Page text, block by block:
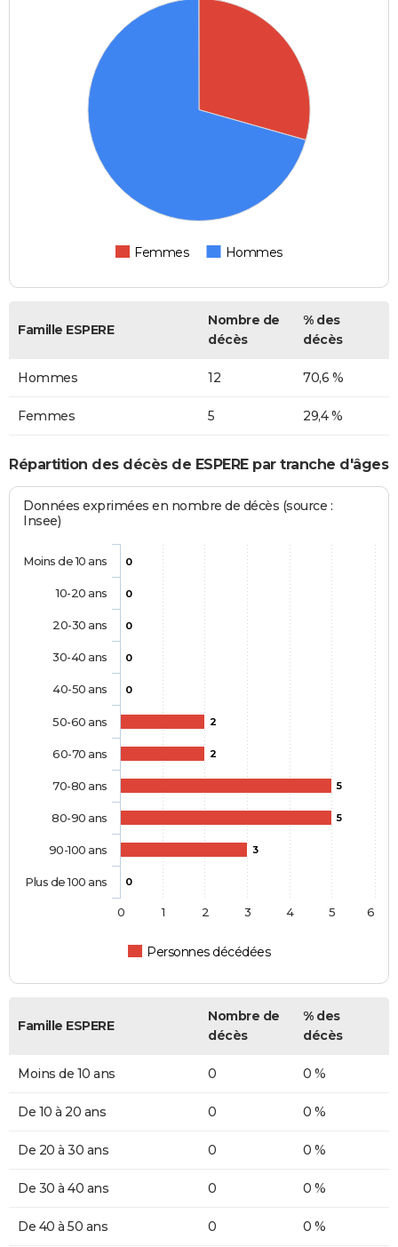
Femmes Hommes
Famille ESPERE
Nombre de
décès
% des
décès
Hommes 12 70,6 %
Femmes 5 29,4 %
Répartition des décès de ESPERE par tranche d'âges
Données exprimées en nombre de décès (source :
Insee)
0
0
0
0
0
2
2
5
5
3
0
Personnes décédées
Moins de 10 ans
10-20 ans
20-30 ans
30-40 ans
40-50 ans
50-60 ans
60-70 ans
70-80 ans
80-90 ans
90-100 ans
Plus de 100 ans
0 1 2 3 4 5 6
Famille ESPERE
Nombre de
décès
% des
décès
Moins de 10 ans 0 0 %
De 10 à 20 ans 0 0 %
De 20 à 30 ans 0 0 %
De 30 à 40 ans 0 0 %
De 40 à 50 ans 0 0 %